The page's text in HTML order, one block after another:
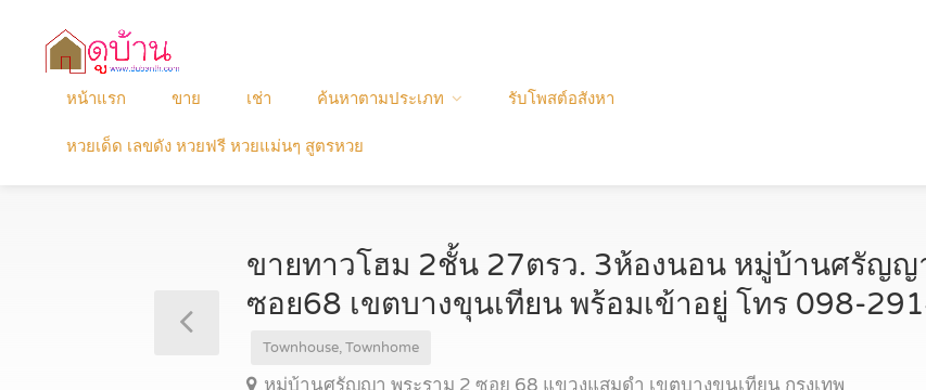
หน้าแรก ขาย เช่า ค้นหาตามประเภท รับโพสต์อสังหา
หวยเด็ด เลขดัง หวยฟรี หวยแม่นๆ สูตรหวย
ขายทาวโฮม 2ชั้น 27ตรว. 3ห้องนอน หมู่บ้านศรัญญ
ซอย68 เขตบางขุนเทียน พร้อมเข้าอยู่ โทร 098-
Townhouse, Townhome
หมู่บ้านศรัญญา พระราม 2 ซอย 68 แขวงแสมดำ เขตบางขุนเทียน กรุงเทพ